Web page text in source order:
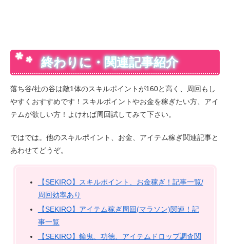
終わりに・関連記事紹介
落ち谷/社の谷は敵1体のスキルポイントが160と高く、周回もし
やすくおすすめです！スキルポイントやお金を稼ぎたい方、アイ
テムが欲しい方！よければ周回試してみて下さい。
ではでは。他のスキルポイント、お金、アイテム稼ぎ関連記事と
あわせてどうぞ。
【SEKIRO】スキルポイント、お金稼ぎ！記事一覧/
周回効率あり
【SEKIRO】アイテム稼ぎ周回(マラソン)関連！記
事一覧
【SEKIRO】鐘鬼、功徳、アイテムドロップ調査関